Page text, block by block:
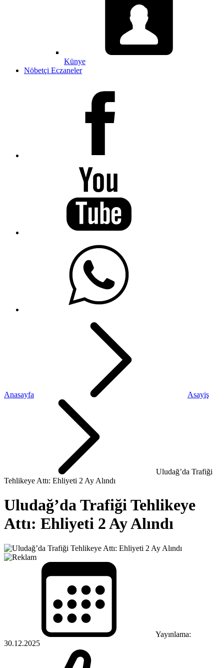
Künye
Nöbetçi Eczaneler
Anasayfa Asayiş
Uludağ’da Trafiği
Tehlikeye Attı: Ehliyeti 2 Ay Alındı
Uludağ’da Trafiği Tehlikeye
Attı: Ehliyeti 2 Ay Alındı
Yayınlama:
30.12.2025